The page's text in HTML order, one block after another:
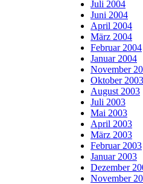
Juli 2004
Juni 2004
April 2004
März 2004
Februar 2004
Januar 2004
November
Oktober 2003
August 2003
Juli 2003
Mai 2003
April 2003
März 2003
Februar 2003
Januar 2003
Dezember
November